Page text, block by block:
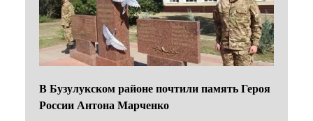
В Бузулукском районе почтили память Героя
России Антона Марченко